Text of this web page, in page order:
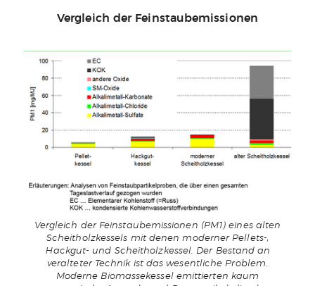
Vergleich der Feinstaubemissionen
Vergleich der Feinstaubemissionen (PM1) eines alten
Scheitholzkessels mit denen moderner Pellets-,
Hackgut- und Scheitholzkessel. Der Bestand an
veralteter Technik ist das wesentliche Problem.
Moderne Biomassekessel emittierten kaum